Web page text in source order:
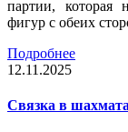
партии, которая
фигур с обеих
Подробнее
12.11.2025
Связка в